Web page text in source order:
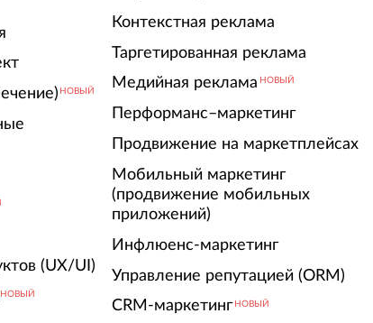
НОВЫЙ
(UX/UI)
НОВЫЙ
Контекстная реклама
Таргетированная реклама
Медийная реклама НОВЫЙ
Перформанс–маркетинг
Продвижение на маркетплейсах
Мобильный маркетинг
(продвижение мобильных
приложений)
Инфлюенс-маркетинг
Управление репутацией (ORM)
CRM-маркетинг НОВЫЙ